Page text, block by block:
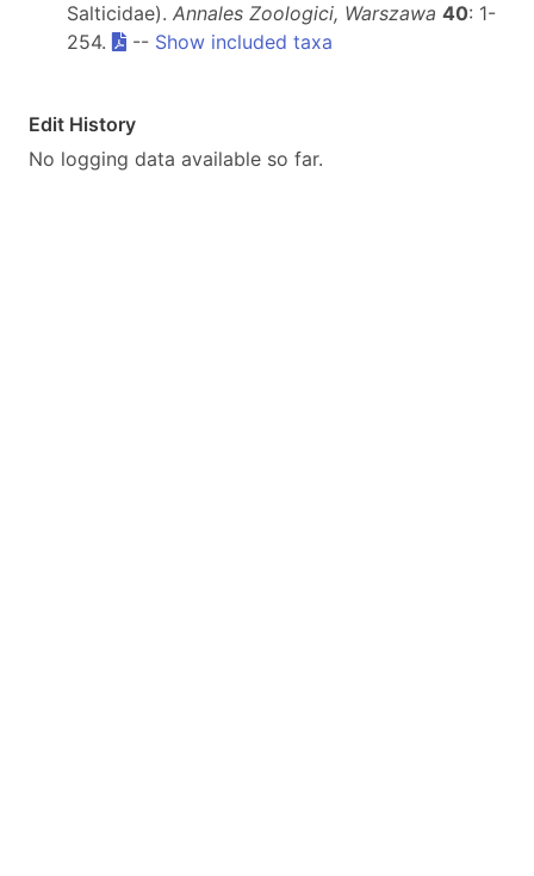
Salticidae). Annales Zoologici, Warszawa 40: 1-
254.
-- Show included taxa
Edit History
No logging data available so far.